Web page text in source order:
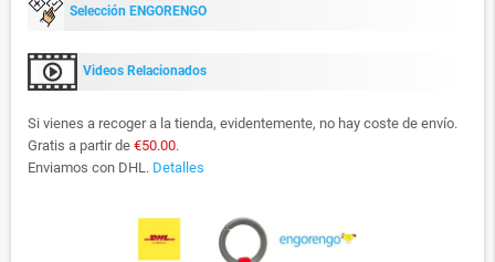
Selección ENGORENGO
Videos Relacionados
Si vienes a recoger a la tienda, evidentemente, no hay coste de envío.
Gratis a partir de €50.00.
Enviamos con DHL. Detalles